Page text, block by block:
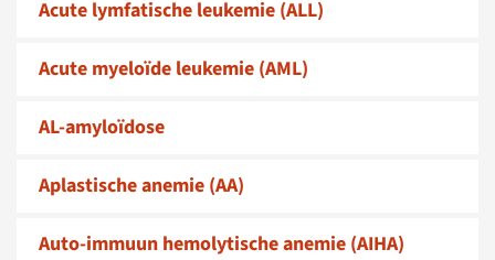
Acute lymfatische leukemie (ALL)
Acute myeloïde leukemie (AML)
AL-amyloïdose
Aplastische anemie (AA)
Auto-immuun hemolytische anemie (AIHA)